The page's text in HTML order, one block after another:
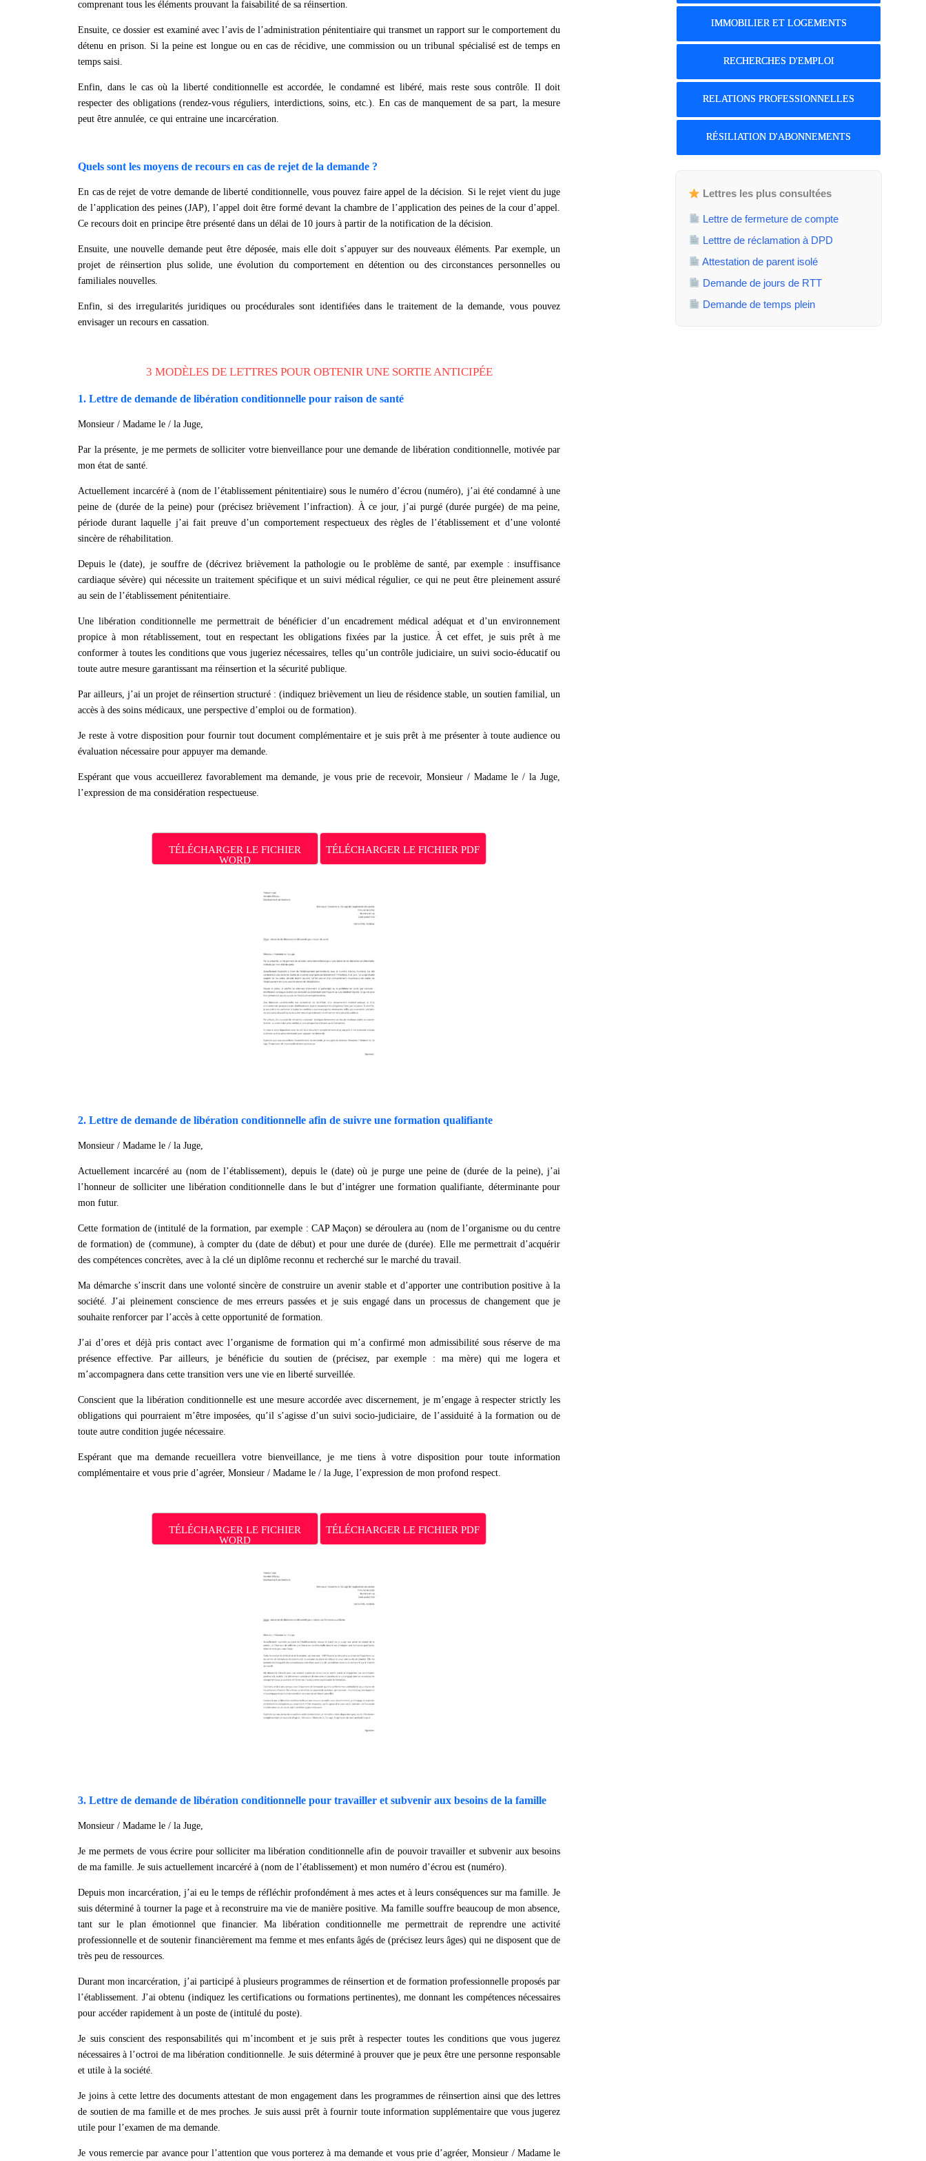
comprenant tous les éléments prouvant la faisabilité de sa réinsertion.
Ensuite, ce dossier est examiné avec l’avis de l’administration pénitentiaire qui transmet un rapport sur le comportement du
détenu en prison. Si la peine est longue ou en cas de récidive, une commission ou un tribunal spécialisé est de temps en
temps saisi.
Enfin, dans le cas où la liberté conditionnelle est accordée, le condamné est libéré, mais reste sous contrôle. Il doit
respecter des obligations (rendez-vous réguliers, interdictions, soins, etc.). En cas de manquement de sa part, la mesure
peut être annulée, ce qui entraine une incarcération.
Quels sont les moyens de recours en cas de rejet de la demande ?
En cas de rejet de votre demande de liberté conditionnelle, vous pouvez faire appel de la décision. Si le rejet vient du juge
de l’application des peines (JAP), l’appel doit être formé devant la chambre de l’application des peines de la cour d’appel.
Ce recours doit en principe être présenté dans un délai de 10 jours à partir de la notification de la décision.
Ensuite, une nouvelle demande peut être déposée, mais elle doit s’appuyer sur des nouveaux éléments. Par exemple, un
projet de réinsertion plus solide, une évolution du comportement en détention ou des circonstances personnelles ou
familiales nouvelles.
Enfin, si des irregularités juridiques ou procédurales sont identifiées dans le traitement de la demande, vous pouvez
envisager un recours en cassation.
3 MODÈLES DE LETTRES POUR OBTENIR UNE SORTIE ANTICIPÉE
1. Lettre de demande de libération conditionnelle pour raison de santé
Monsieur / Madame le / la Juge,
Par la présente, je me permets de solliciter votre bienveillance pour une demande de libération conditionnelle, motivée par
mon état de santé.
Actuellement incarcéré à (nom de l’établissement pénitentiaire) sous le numéro d’écrou (numéro), j’ai été condamné à une
peine de (durée de la peine) pour (précisez brièvement l’infraction). À ce jour, j’ai purgé (durée purgée) de ma peine,
période durant laquelle j’ai fait preuve d’un comportement respectueux des règles de l’établissement et d’une volonté
sincère de réhabilitation.
Depuis le (date), je souffre de (décrivez brièvement la pathologie ou le problème de santé, par exemple : insuffisance
cardiaque sévère) qui nécessite un traitement spécifique et un suivi médical régulier, ce qui ne peut être pleinement assuré
au sein de l’établissement pénitentiaire.
Une libération conditionnelle me permettrait de bénéficier d’un encadrement médical adéquat et d’un environnement
propice à mon rétablissement, tout en respectant les obligations fixées par la justice. À cet effet, je suis prêt à me
conformer à toutes les conditions que vous jugeriez nécessaires, telles qu’un contrôle judiciaire, un suivi socio-éducatif ou
toute autre mesure garantissant ma réinsertion et la sécurité publique.
Par ailleurs, j’ai un projet de réinsertion structuré : (indiquez brièvement un lieu de résidence stable, un soutien familial, un
accès à des soins médicaux, une perspective d’emploi ou de formation).
Je reste à votre disposition pour fournir tout document complémentaire et je suis prêt à me présenter à toute audience ou
évaluation nécessaire pour appuyer ma demande.
Espérant que vous accueillerez favorablement ma demande, je vous prie de recevoir, Monsieur / Madame le / la Juge,
l’expression de ma considération respectueuse.
TÉLÉCHARGER LE FICHIER
WORD
TÉLÉCHARGER LE FICHIER PDF
2. Lettre de demande de libération conditionnelle afin de suivre une formation qualifiante
Monsieur / Madame le / la Juge,
Actuellement incarcéré au (nom de l’établissement), depuis le (date) où je purge une peine de (durée de la peine), j’ai
l’honneur de solliciter une libération conditionnelle dans le but d’intégrer une formation qualifiante, déterminante pour
mon futur.
Cette formation de (intitulé de la formation, par exemple : CAP Maçon) se déroulera au (nom de l’organisme ou du centre
de formation) de (commune), à compter du (date de début) et pour une durée de (durée). Elle me permettrait d’acquérir
des compétences concrètes, avec à la clé un diplôme reconnu et recherché sur le marché du travail.
Ma démarche s’inscrit dans une volonté sincère de construire un avenir stable et d’apporter une contribution positive à la
société. J’ai pleinement conscience de mes erreurs passées et je suis engagé dans un processus de changement que je
souhaite renforcer par l’accès à cette opportunité de formation.
J’ai d’ores et déjà pris contact avec l’organisme de formation qui m’a confirmé mon admissibilité sous réserve de ma
présence effective. Par ailleurs, je bénéficie du soutien de (précisez, par exemple : ma mère) qui me logera et
m’accompagnera dans cette transition vers une vie en liberté surveillée.
Conscient que la libération conditionnelle est une mesure accordée avec discernement, je m’engage à respecter strictly les
obligations qui pourraient m’être imposées, qu’il s’agisse d’un suivi socio-judiciaire, de l’assiduité à la formation ou de
toute autre condition jugée nécessaire.
Espérant que ma demande recueillera votre bienveillance, je me tiens à votre disposition pour toute information
complémentaire et vous prie d’agréer, Monsieur / Madame le / la Juge, l’expression de mon profond respect.
TÉLÉCHARGER LE FICHIER
WORD
TÉLÉCHARGER LE FICHIER PDF
3. Lettre de demande de libération conditionnelle pour travailler et subvenir aux besoins de la famille
Monsieur / Madame le / la Juge,
Je me permets de vous écrire pour solliciter ma libération conditionnelle afin de pouvoir travailler et subvenir aux besoins
de ma famille. Je suis actuellement incarcéré à (nom de l’établissement) et mon numéro d’écrou est (numéro).
Depuis mon incarcération, j’ai eu le temps de réfléchir profondément à mes actes et à leurs conséquences sur ma famille. Je
suis déterminé à tourner la page et à reconstruire ma vie de manière positive. Ma famille souffre beaucoup de mon absence,
tant sur le plan émotionnel que financier. Ma libération conditionnelle me permettrait de reprendre une activité
professionnelle et de soutenir financièrement ma femme et mes enfants âgés de (précisez leurs âges) qui ne disposent que de
très peu de ressources.
Durant mon incarcération, j’ai participé à plusieurs programmes de réinsertion et de formation professionnelle proposés par
l’établissement. J’ai obtenu (indiquez les certifications ou formations pertinentes), me donnant les compétences nécessaires
pour accéder rapidement à un poste de (intitulé du poste).
Je suis conscient des responsabilités qui m’incombent et je suis prêt à respecter toutes les conditions que vous jugerez
nécessaires à l’octroi de ma libération conditionnelle. Je suis déterminé à prouver que je peux être une personne responsable
et utile à la société.
Je joins à cette lettre des documents attestant de mon engagement dans les programmes de réinsertion ainsi que des lettres
de soutien de ma famille et de mes proches. Je suis aussi prêt à fournir toute information supplémentaire que vous jugerez
utile pour l’examen de ma demande.
Je vous remercie par avance pour l’attention que vous porterez à ma demande et vous prie d’agréer, Monsieur / Madame le
IMMOBILIER ET LOGEMENTS
RECHERCHES D'EMPLOI
RELATIONS PROFESSIONNELLES
RÉSILIATION D'ABONNEMENTS
Lettres les plus consultées
Lettre de fermeture de compte
Letttre de réclamation à DPD
Attestation de parent isolé
Demande de jours de RTT
Demande de temps plein